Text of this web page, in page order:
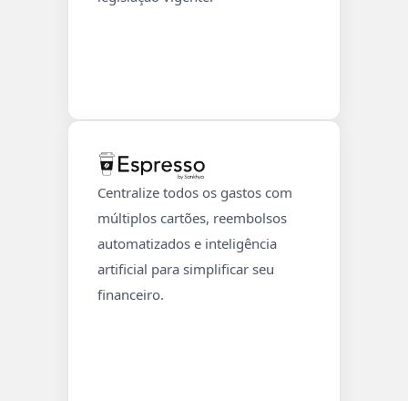
Centralize todos os gastos com
múltiplos cartões, reembolsos
automatizados e inteligência
artificial para simplificar seu
financeiro.